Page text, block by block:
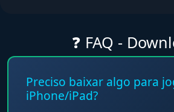
❓ FAQ -
Preciso baixar algo para
iPhone/iPad?